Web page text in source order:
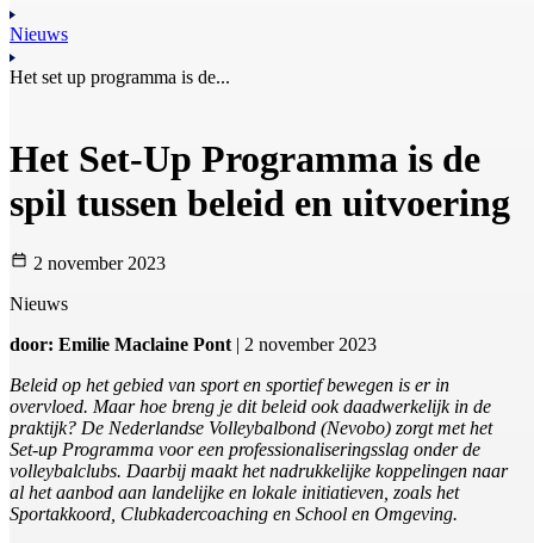
Nieuws
Het set up programma is de...
Het Set-Up Programma is de
spil tussen beleid en uitvoering
2 november 2023
Nieuws
door: Emilie Maclaine Pont| 2 november 2023
Beleid op het gebied van sport en sportief bewegen is er in
overvloed. Maar hoe breng je dit beleid ook daadwerkelijk in de
praktijk? De Nederlandse Volleybalbond (Nevobo) zorgt met het
Set-up Programma voor een professionaliseringsslag onder de
volleybalclubs. Daarbij maakt het nadrukkelijke koppelingen naar
al het aanbod aan landelijke en lokale initiatieven, zoals het
Sportakkoord, Clubkadercoaching en School en Omgeving.